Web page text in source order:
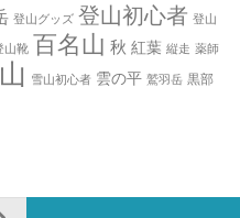
登山グッズ 登山初心者 登山
山靴 百名山 秋 紅葉 縦走 薬師
雪山初心者 雲の平 鷲羽岳 黒部